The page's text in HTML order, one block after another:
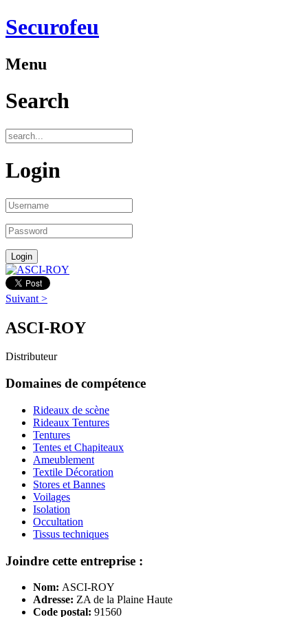
Securofeu
Menu
Search
Login
Suivant >
ASCI-ROY
Distributeur
Domaines de compétence
Rideaux de scène
Rideaux Tentures
Tentures
Tentes et Chapiteaux
Ameublement
Textile Décoration
Stores et Bannes
Voilages
Isolation
Occultation
Tissus techniques
Joindre cette entreprise :
Nom: ASCI-ROY
Adresse: ZA de la Plaine Haute
Code postal: 91560